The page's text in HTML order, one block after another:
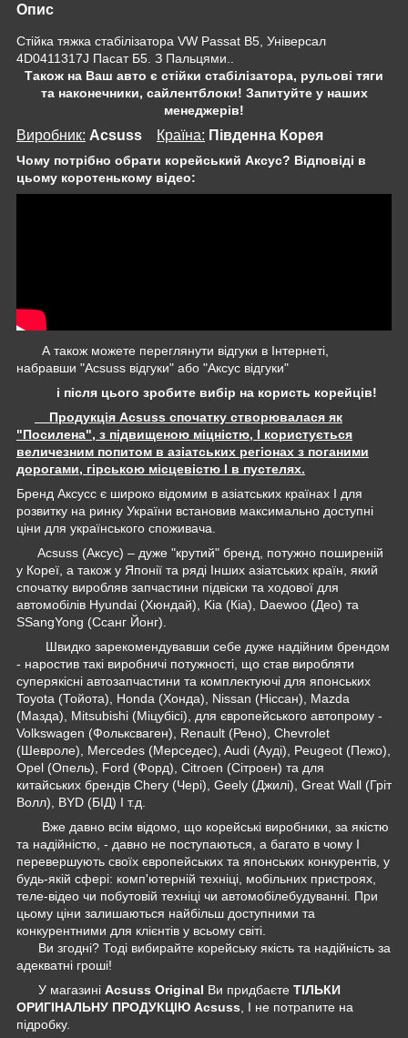
Опис
Стійка тяжка стабілізатора VW Passat B5, Універсал
4D0411317J Пасат Б5. З Пальцями..
Також на Ваш авто є стійки стабілізатора, рульові тяги
та наконечники, сайлентблоки! Запитуйте у наших
менеджерів!
Виробник: Acsuss Крaїна: Південна Корея
Чому потрібно обрати корейський Аксус? Відповіді в
цьому коротенькому відео:
А також можете переглянути відгуки в Інтернеті,
набравши "Acsuss відгуки" або "Аксус відгуки"
і після цього зробите вибір на користь корейців!
Продукція Acsuss спочатку створювалася як
"Посилена", з підвищеною міцністю, І користується
величезним попитом в азіатських регіонах з поганими
дорогами, гірською місцевістю І в пустелях.
Бренд Аксусс є широко відомим в азіатських країнах І для
розвитку на ринку України встановив максимально доступні
ціни для українського споживача.
Acsuss (Аксус) – дуже "крутий" бренд, потужно поширеній
у Кореї, а також у Японії та ряді Інших азіатських країн, який
спочатку виробляв запчастини підвіски та ходової для
автомобілів Hyundai (Хюндай), Kia (Кіа), Daewoo (Део) та
SSangYong (Ссанг Йонг).
Швидко зарекомендувавши себе дуже надійним брендом
- наростив такі виробничі потужності, що став виробляти
суперякісні автозапчастини та комплектуючі для японських
Toyota (Тойота), Honda (Хонда), Nissan (Ніссан), Mazda
(Мазда), Mitsubishi (Міцубісі), для європейського автопрому -
Volkswagen (Фольксваген), Renault (Рено), Chevrolet
(Шевроле), Mercedes (Мерседес), Audi (Ауді), Peugeot (Пежо),
Opel (Опель), Ford (Форд), Citroen (Сітроен) та для
китайських брендів Chery (Чері), Geely (Джилі), Great Wall (Гріт
Волл), BYD (БІД) І т.д.
Вже давно всім відомо, що корейські виробники, за якістю
та надійністю, - давно не поступаються, а багато в чому І
перевершують своїх європейських та японських конкурентів, у
будь-якій сфері: комп'ютерній техніці, мобільних пристроях,
теле-відео чи побутовій техніці чи автомобілебудуванні. При
цьому ціни залишаються найбільш доступними та
конкурентними для клієнтів у всьому світі.
Ви згодні? Тоді вибирайте корейську якість та надійність за
адекватні гроші!
У магазині Acsuss Original Ви придбаєте ТІЛЬКИ
ОРИГІНАЛЬНУ ПРОДУКЦІЮ Acsuss , І не потрапите на
підробку.